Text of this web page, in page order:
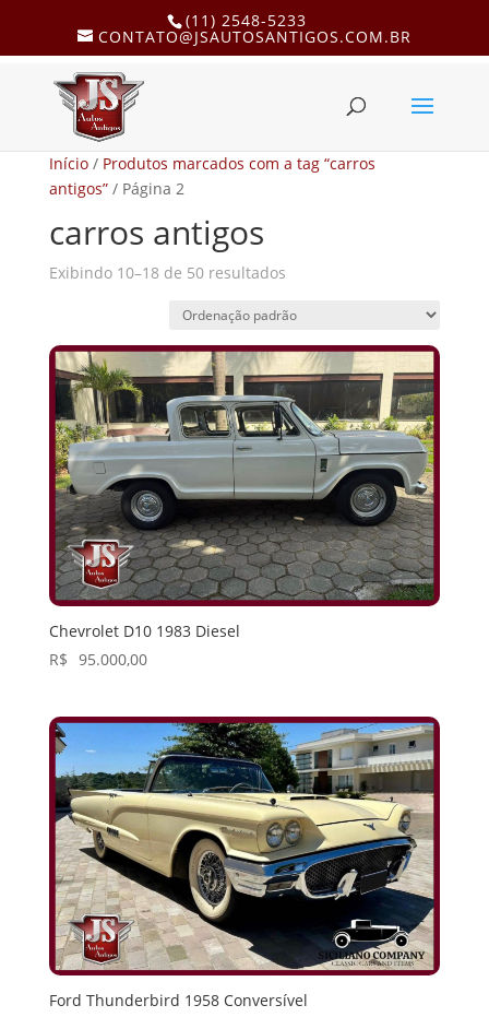
(11) 2548-5233
CONTATO@JSAUTOSANTIGOS.COM.BR
Início/ Produtos marcados com a tag “carros
antigos”/ Página 2
carros antigos
Exibindo 10–18 de 50 resultados
Chevrolet D10 1983 Diesel
R$ 95.000,00
Ford Thunderbird 1958 Conversível